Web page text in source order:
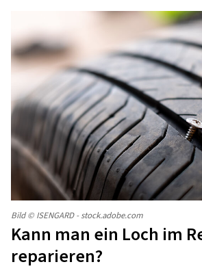
Bild © ISENGARD - stock.adobe.com
Kann man ein Loch im
reparieren?